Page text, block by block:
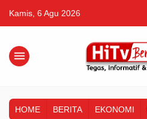
Kamis, 6 Agu 2026
menu
HOME BERITA EKONOMI